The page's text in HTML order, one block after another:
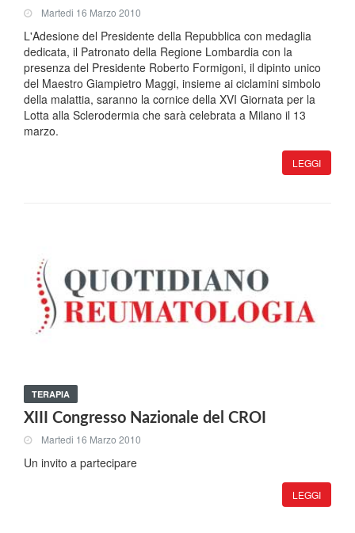
Martedi 16 Marzo 2010
L'Adesione del Presidente della Repubblica con medaglia
dedicata, il Patronato della Regione Lombardia con la
presenza del Presidente Roberto Formigoni, il dipinto unico
del Maestro Giampietro Maggi, insieme ai ciclamini simbolo
della malattia, saranno la cornice della XVI Giornata per la
Lotta alla Sclerodermia che sarà celebrata a Milano il 13
marzo.
LEGGI
TERAPIA
XIII Congresso Nazionale del CROI
Martedi 16 Marzo 2010
Un invito a partecipare
LEGGI